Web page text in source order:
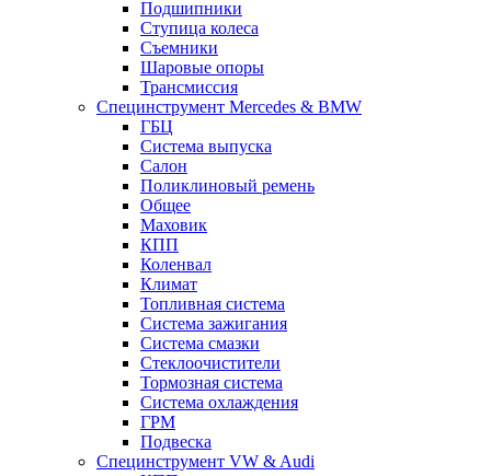
Подшипники
Ступица колеса
Съемники
Шаровые опоры
Трансмиссия
Специнструмент Mercedes & BMW
ГБЦ
Система выпуска
Салон
Поликлиновый ремень
Общее
Маховик
КПП
Коленвал
Климат
Топливная система
Система зажигания
Система смазки
Стеклоочистители
Тормозная система
Система охлаждения
ГРМ
Подвеска
Специнструмент VW & Audi